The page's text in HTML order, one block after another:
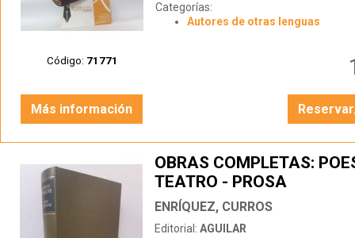
Código: 71771
Categorías:
Autores de otras lenguas
Más información
OBRAS COMPLETAS:
TEATRO - PROSA
ENRÍQUEZ, CURROS
Editorial: AGUILAR